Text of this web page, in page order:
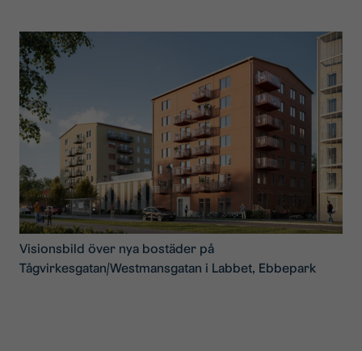
Visionsbild över nya bostäder på
Tågvirkesgatan/Westmansgatan i Labbet, Ebbepark